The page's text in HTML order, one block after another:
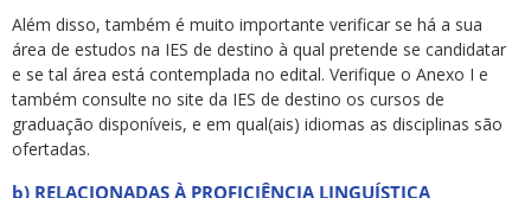
Além disso, também é muito importante verificar se há a sua
área de estudos na IES de destino à qual pretende se candidatar
e se tal área está contemplada no edital. Verifique o Anexo I e
também consulte no site da IES de destino os cursos de
graduação disponíveis, e em qual(ais) idiomas as disciplinas são
ofertadas.